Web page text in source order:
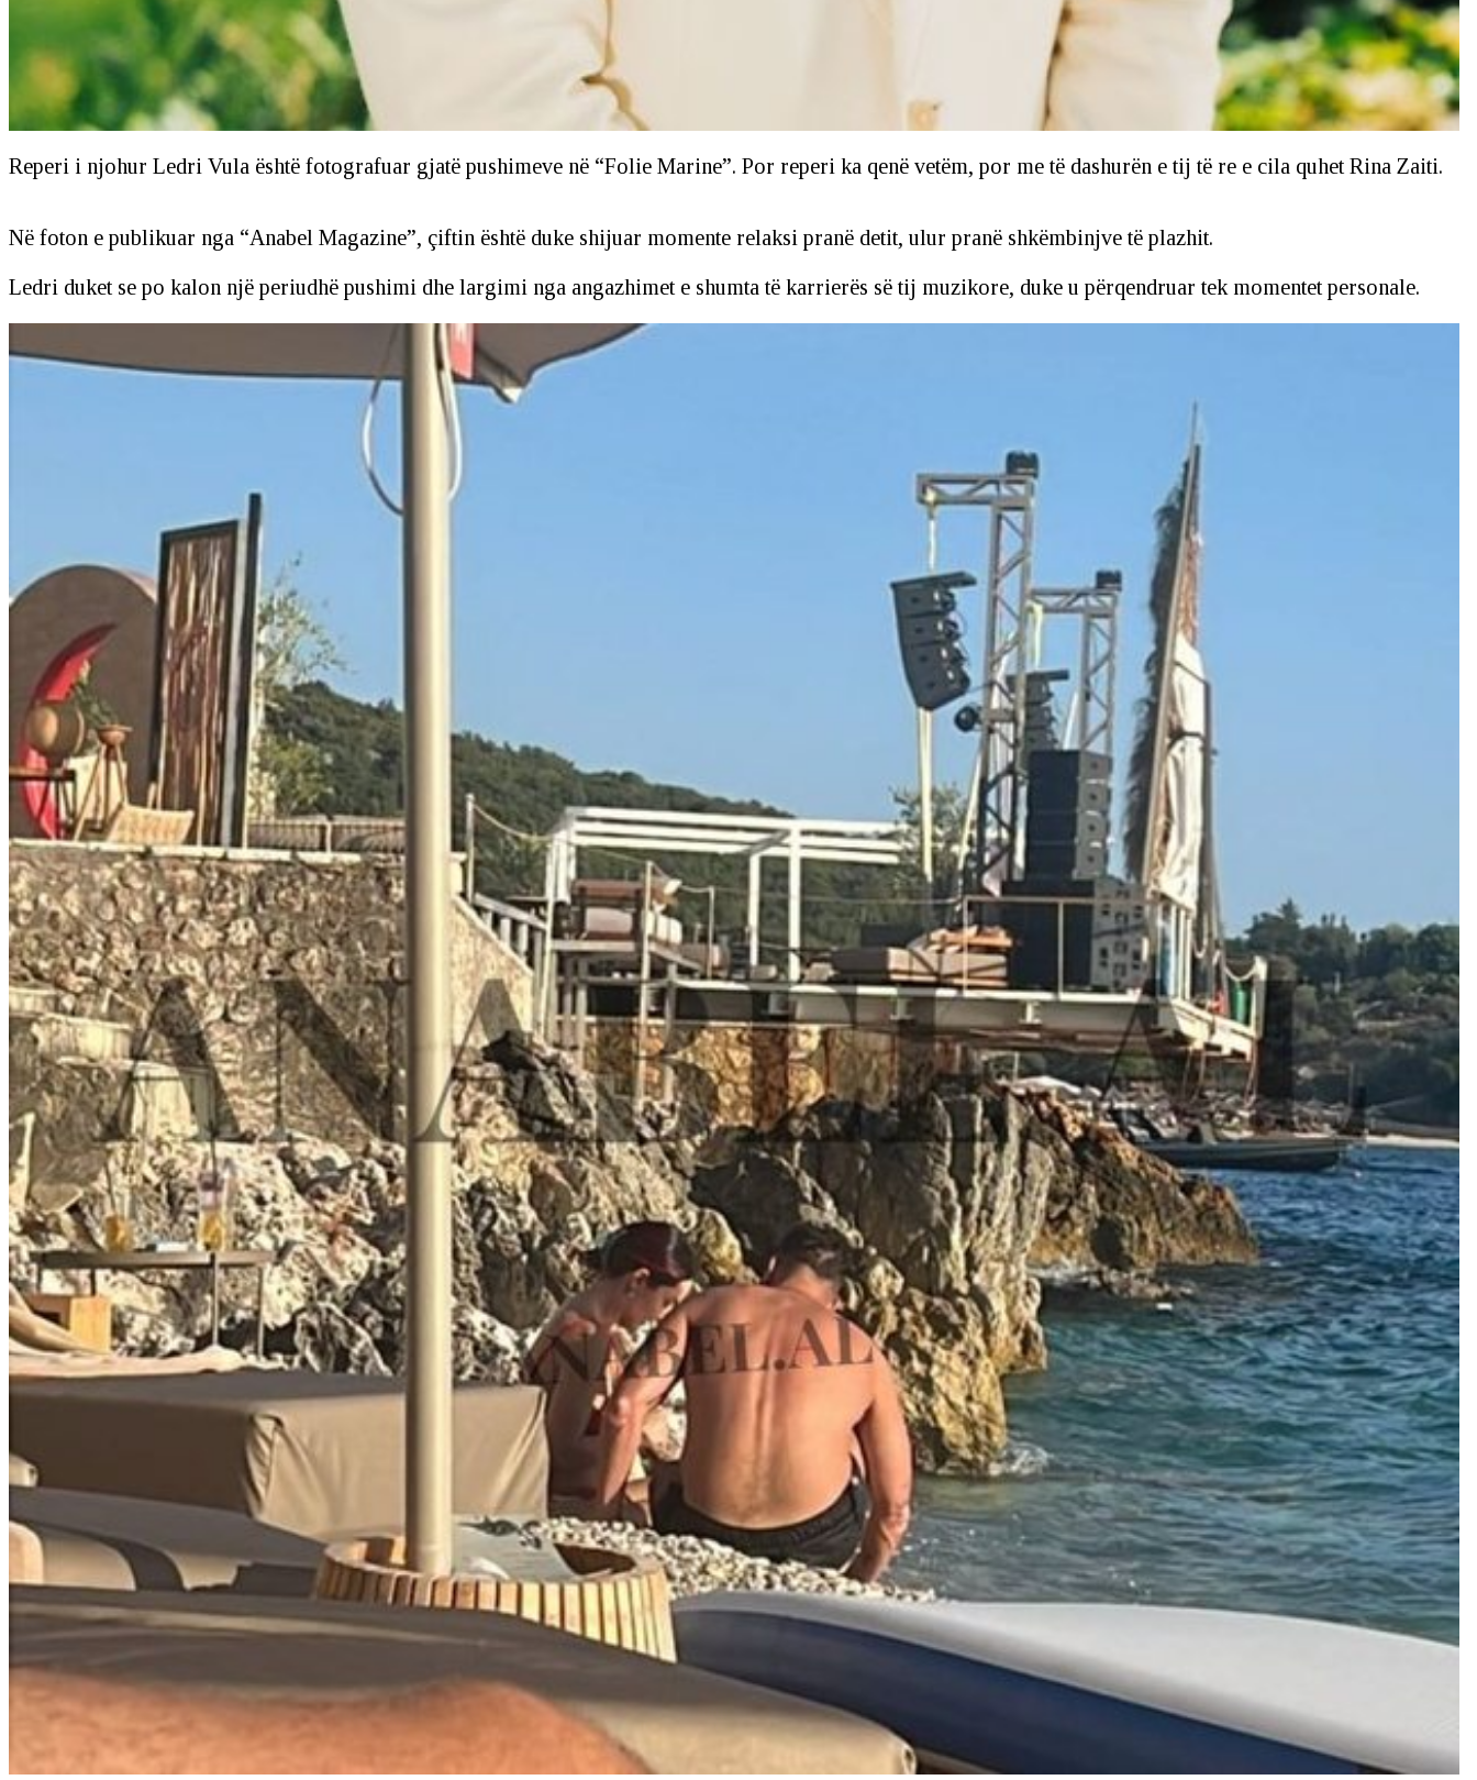
Reperi i njohur Ledri Vula është fotografuar gjatë pushimeve në “Folie Marine”. Por reperi ka qenë vetëm, por me të dashurën e tij të re e cila quhet Rina Zaiti.
Në foton e publikuar nga “Anabel Magazine”, çiftin është duke shijuar momente relaksi pranë detit, ulur pranë shkëmbinjve të plazhit.
Ledri duket se po kalon një periudhë pushimi dhe largimi nga angazhimet e shumta të karrierës së tij muzikore, duke u përqendruar tek momentet personale.